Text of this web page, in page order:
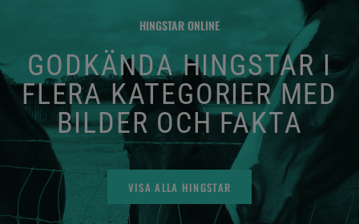
HINGSTAR ONLINE
GODKÄNDA HINGSTAR I
FLERA KATEGORIER MED
BILDER OCH FAKTA
VISA ALLA HINGSTAR